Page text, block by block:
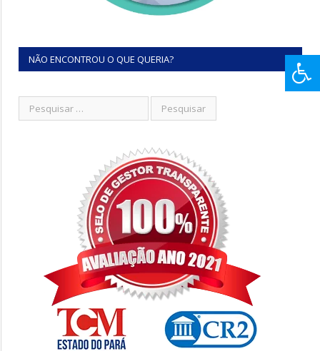
NÃO ENCONTROU O QUE QUERIA?